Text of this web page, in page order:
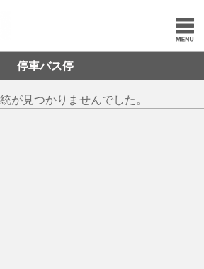
停車バス停
が見つかりませんでした。